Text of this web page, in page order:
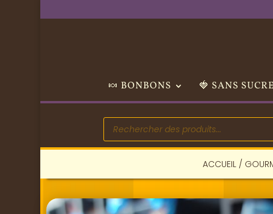
🍬 BONBONS 🍓 SANS
Recherche
de
produits
ACCUEIL /